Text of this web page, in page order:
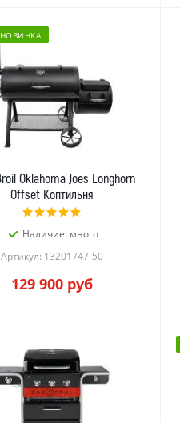
НОВИНКА
Oklahoma Joes Longhorn
Offset Коптильня
Наличие: много
Артикул: 13201747-50
129 900 руб